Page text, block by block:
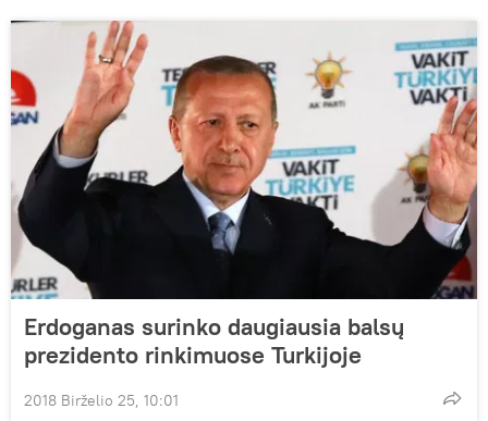
Erdoganas surinko daugiausia balsų
prezidento rinkimuose Turkijoje
2018 Birželio 25, 10:01